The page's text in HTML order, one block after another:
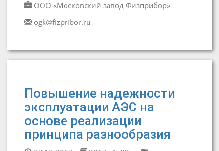
ООО «Московский завод Физприбор»
ogk@fizpribor.ru
Повышение надежности
эксплуатации АЭС на
основе реализации
принципа разнообразия